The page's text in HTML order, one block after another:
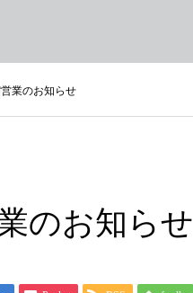
業のお知らせ
のお知らせ